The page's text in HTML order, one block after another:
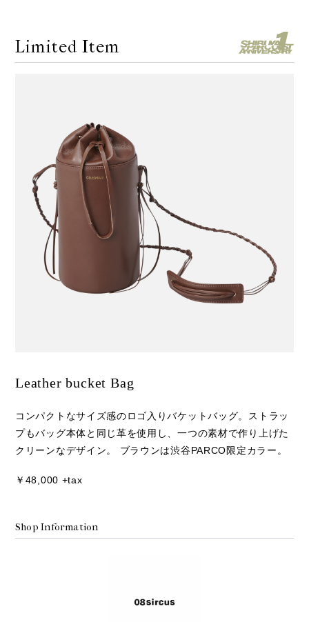
Limited Item
Leather bucket Bag
コンパクトなサイズ感のロゴ入りバケットバッグ。ストラッ
プもバッグ本体と同じ革を使用し、一つの素材で作り上げた
クリーンなデザイン。 ブラウンは渋谷PARCO限定カラー。
￥48,000 +tax
Shop Information